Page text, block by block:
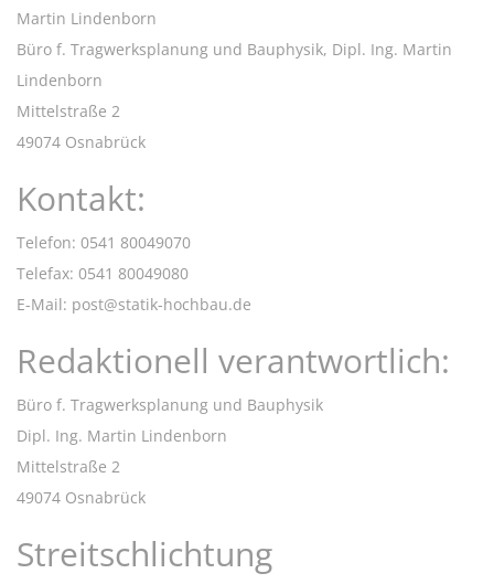
Martin Lindenborn
Büro f. Tragwerksplanung und Bauphysik, Dipl. Ing. Martin
Lindenborn
Mittelstraße 2
49074 Osnabrück
Kontakt:
Telefon: 0541 80049070
Telefax: 0541 80049080
E-Mail: post@statik-hochbau.de
Redaktionell verantwortlich:
Büro f. Tragwerksplanung und Bauphysik
Dipl. Ing. Martin Lindenborn
Mittelstraße 2
49074 Osnabrück
Streitschlichtung